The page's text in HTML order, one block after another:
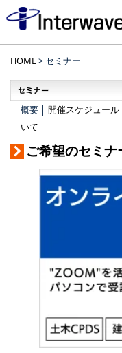
HOME> セミナー
概要 │ 開催スケジュール
いて
ご希望のセミ